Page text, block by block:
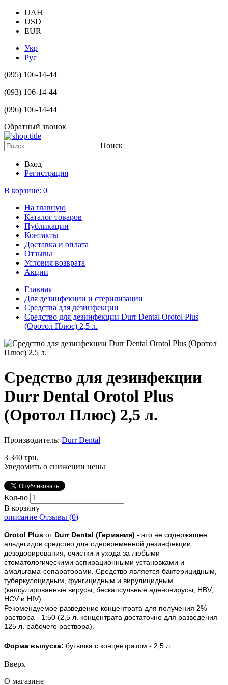
UAH
USD
EUR
Укр
Рус
(095) 106-14-44
(093) 106-14-44
(096) 106-14-44
Обратный звонок
Поиск
Вход
Регистрация
В корзине: 0
На главную
Каталог товаров
Публикации
Контакты
Доставка и оплата
Отзывы
Условия возврата
Акции
Главная
Для дезинфекции и стерилизации
Средства для дезинфекции
Средство для дезинфекции Durr Dental Orotol Plus
(Оротол Плюс) 2,5 л.
Средство для дезинфекции
Durr Dental Orotol Plus
(Оротол Плюс) 2,5 л.
Производитель: Durr Dental
3 340 грн.
Уведомить о снижении цены
Кол-во
В корзину
описание Отзывы (0)
Orotol Plus отDurr Dental (Германия) - это не содержащее
альдегидов средство для одновременной дезинфекции,
дезодорирования, очистки и ухода за любыми
стоматологическими аспирационными установками и
амальгама-сепараторами. Средство является бактерицидным,
туберкулоцидным, фунгицидным и вирулицидным
(капсулированные вирусы, бескапсульные аденовирусы, HBV,
HCV и HIV)
Рекомендуемое разведение концентрата для получения 2%
раствора - 1:50 (2,5 л. концентрата достаточно для разведения
125 л. рабочего раствора).
Форма выпуска: бутылка с концентратом - 2,5 л.
Вверх
О магазине